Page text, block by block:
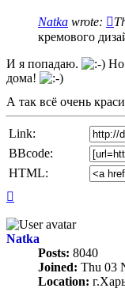
Natka wrote:
кремового
И я попадаю.
Но
дома!
А так всё очень
Link:
BBcode:
HTML:
Natka
Posts: 8040
Joined: Thu 03
Location: